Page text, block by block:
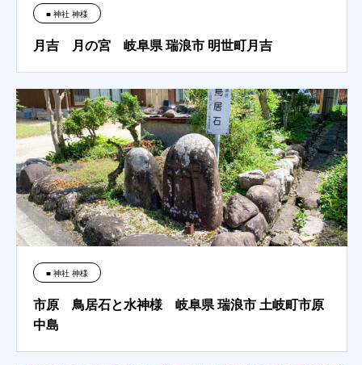
■ 神社 神様
月吉 月の宮 岐阜県 瑞浪市 明世町月吉
■ 神社 神様
市原 鳥居石と水神様 岐阜県 瑞浪市 土岐町市原
中島